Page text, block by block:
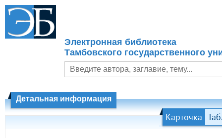
Электронная библиотека
Тамбовского государственного
Детальная информация
Карточка